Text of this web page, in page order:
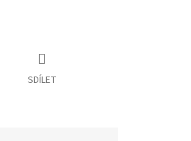
SDÍLET